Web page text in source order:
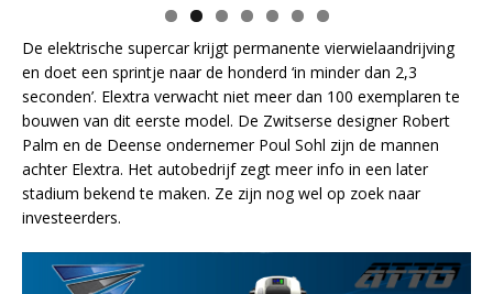
De elektrische supercar krijgt permanente vierwielaandrijving
en doet een sprintje naar de honderd ‘in minder dan 2,3
seconden’. Elextra verwacht niet meer dan 100 exemplaren te
bouwen van dit eerste model. De Zwitserse designer Robert
Palm en de Deense ondernemer Poul Sohl zijn de mannen
achter Elextra. Het autobedrijf zegt meer info in een later
stadium bekend te maken. Ze zijn nog wel op zoek naar
investeerders.